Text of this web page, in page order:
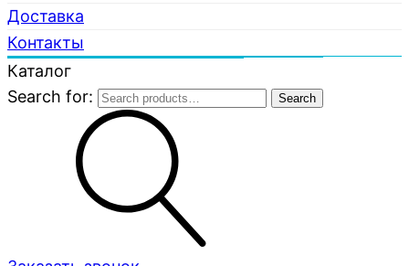
Доставка
Контакты
Каталог
Search for:
Search